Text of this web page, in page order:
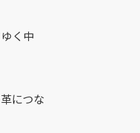
く中
につな